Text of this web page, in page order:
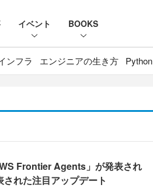
イベント BOOKS
ンフラ エンジニアの生き方 Python
Frontier Agents」が発表され
れた注目アップデート